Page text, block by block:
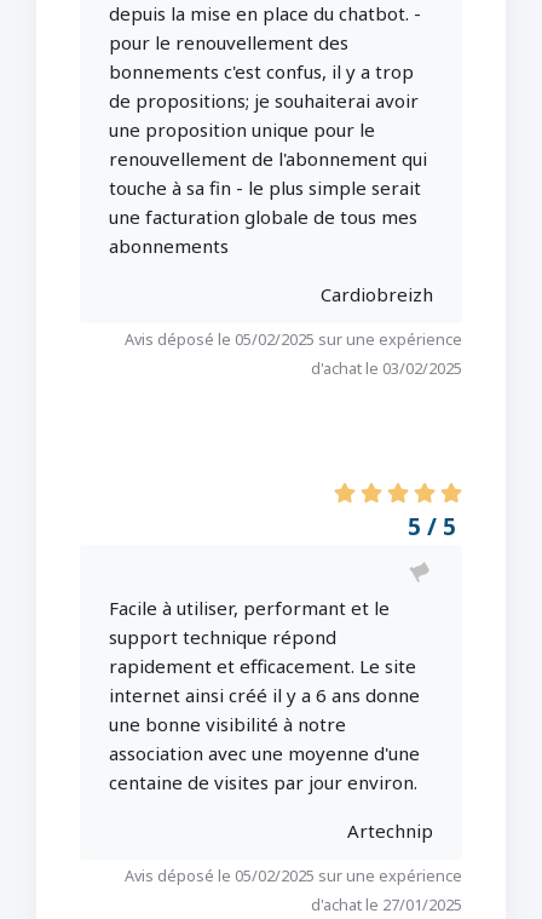
depuis la mise en place du chatbot. -
pour le renouvellement des
bonnements c'est confus, il y a trop
de propositions; je souhaiterai avoir
une proposition unique pour le
renouvellement de l'abonnement qui
touche à sa fin - le plus simple serait
une facturation globale de tous mes
abonnements
Cardiobreizh
Avis déposé le 05/02/2025 sur une expérience
d'achat le 03/02/2025
5 / 5
Facile à utiliser, performant et le
support technique répond
rapidement et efficacement. Le site
internet ainsi créé il y a 6 ans donne
une bonne visibilité à notre
association avec une moyenne d'une
centaine de visites par jour environ.
Artechnip
Avis déposé le 05/02/2025 sur une expérience
d'achat le 27/01/2025